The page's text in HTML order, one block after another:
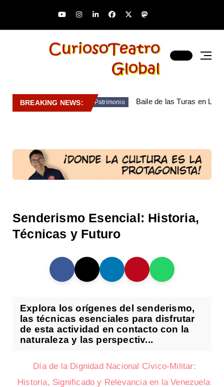
BREAKING NEWS: Patrimonio Baile de las Turas en
Senderismo Esencial: Historia,
Técnicas y Futuro
Explora los orígenes del senderismo,
las técnicas esenciales para disfrutar
de esta actividad en contacto con la
naturaleza y las perspectiv...
Día de la Dignidad Nacional Cívico-Militar:
Historia, Significado y Relevancia en la Venezuela